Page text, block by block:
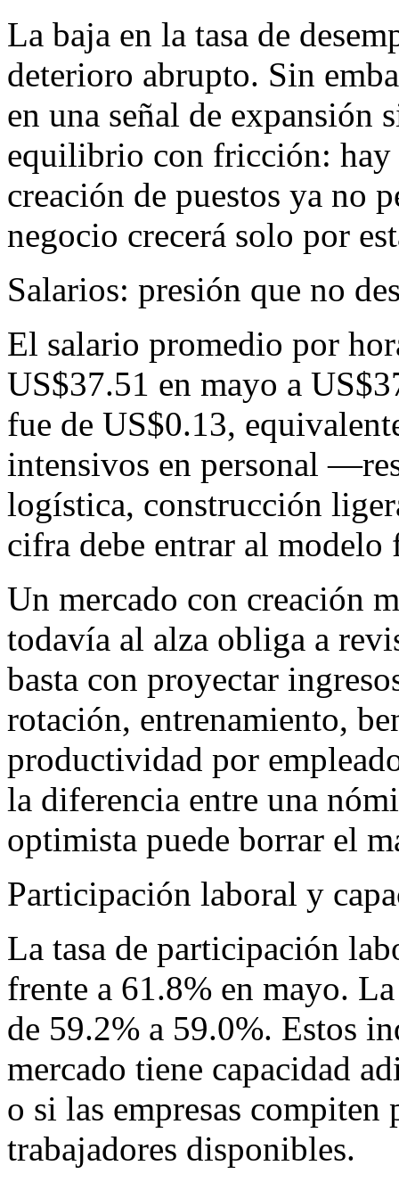
La baja en la tasa de
deterioro abrupto. Sin
en una señal de expansión
equilibrio con fricción: hay
creación de puestos ya no
negocio crecerá solo por
Salarios: presión que no
El salario promedio por
US$37.51 en mayo a
fue de US$0.13,
intensivos en personal
logística, construcción
cifra debe entrar al
Un mercado con creación
todavía al alza obliga a
basta con proyectar
rotación, entrenamiento,
productividad por
la diferencia entre una
optimista puede borrar el
Participación laboral y
La tasa de participación
frente a 61.8% en mayo.
de 59.2% a 59.0%. Estos
mercado tiene capacidad
o si las empresas compiten
trabajadores disponibles.